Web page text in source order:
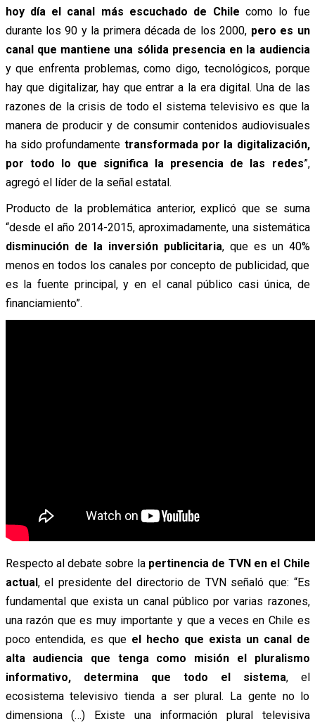
hoy día el canal más escuchado de Chile como lo fue
durante los 90 y la primera década de los 2000, pero es un
canal que mantiene una sólida presencia en la audiencia
y que enfrenta problemas, como digo, tecnológicos, porque
hay que digitalizar, hay que entrar a la era digital. Una de las
razones de la crisis de todo el sistema televisivo es que la
manera de producir y de consumir contenidos audiovisuales
ha sido profundamente transformada por la digitalización,
por todo lo que significa la presencia de las redes”,
agregó el líder de la señal estatal.
Producto de la problemática anterior, explicó que se suma
“desde el año 2014-2015, aproximadamente, una sistemática
disminución de la inversión publicitaria, que es un 40%
menos en todos los canales por concepto de publicidad, que
es la fuente principal, y en el canal público casi única, de
financiamiento”.
Respecto al debate sobre lapertinencia de TVN en el Chile
actual, el presidente del directorio de TVN señaló que: “Es
fundamental que exista un canal público por varias razones,
una razón que es muy importante y que a veces en Chile es
poco entendida, es queel hecho que exista un canal de
alta audiencia que tenga como misión el pluralismo
informativo, determina que todo el sistema, el
ecosistema televisivo tienda a ser plural. La gente no lo
dimensiona (…) Existe una información plural televisiva